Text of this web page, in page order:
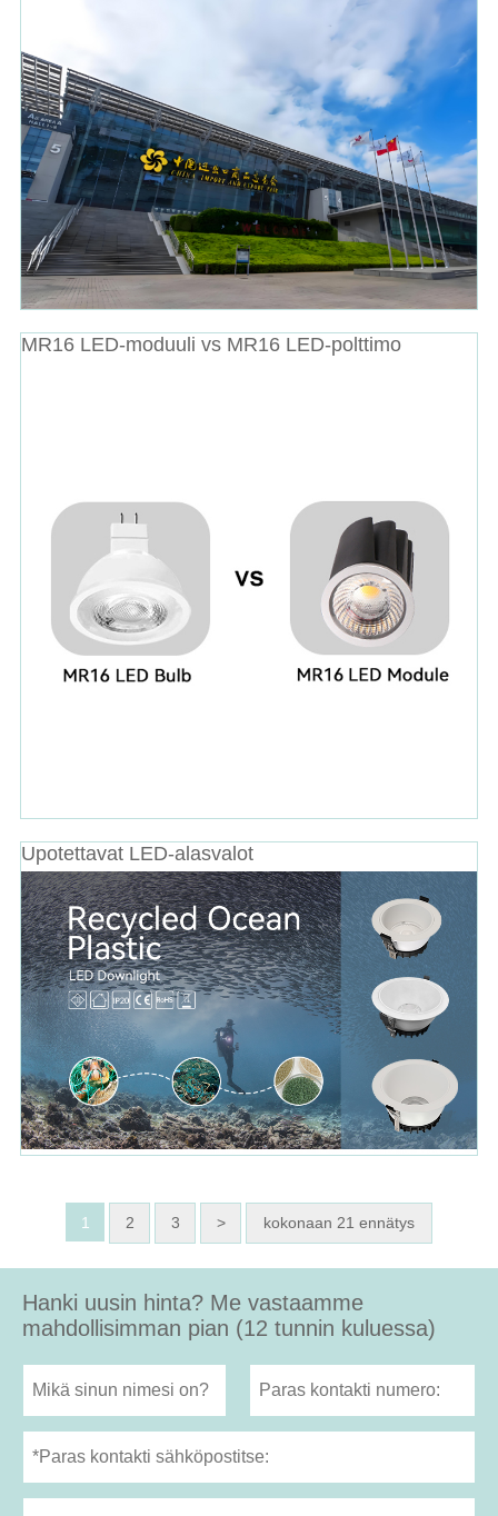
MR16 LED-moduuli vs MR16 LED-polttimo
Upotettavat LED-alasvalot
1 2 3 > kokonaan 21 ennätys
Hanki uusin hinta? Me vastaamme
mahdollisimman pian (12 tunnin kuluessa)